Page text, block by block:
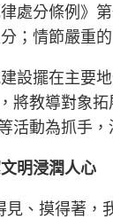
處分條例》
；情節嚴重
設擺在主要
將教導對象
活動為抓手
明浸潤人心
見、摸得著，